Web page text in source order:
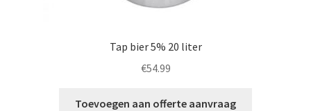
Tap bier 5% 20 liter
€54.99
Toevoegen aan offerte aanvraag